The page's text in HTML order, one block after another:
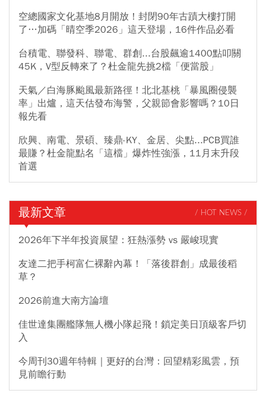
空總國家文化基地8月開放！封閉90年古蹟大樓打開
了…加碼「晴空季2026」這天登場，16件作品必看
台積電、聯發科、聯電、群創...台股飆逾1400點叩關
45K，V型反轉來了？杜金龍先挑2檔「便當股」
天氣／白海豚颱風最新路徑！北北基桃「暴風圈侵襲
率」出爐，這天估發布海警，父親節會影響嗎？10日
報先看
欣興、南電、景碩、臻鼎-KY、金居、尖點...PCB買誰
最賺？杜金龍點名「這檔」爆炸性強漲，11月末升段
首選
最新文章 / HOT NEWS /
2026年下半年投資展望：狂熱漲勢 vs 嚴峻現實
友達二把手柯富仁裸辭內幕！「落後群創」成最後稻
草？
2026前進大南方論壇
佳世達集團艦隊無人機小隊起飛！鎖定美日頂級客戶切
入
今周刊30週年特輯｜更好的台灣：回望精彩風雲，預
見前瞻行動